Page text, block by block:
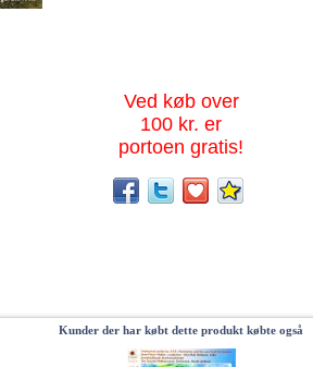
Ved køb over
100 kr. er
portoen gratis!
Kunder der har købt dette produkt købte også